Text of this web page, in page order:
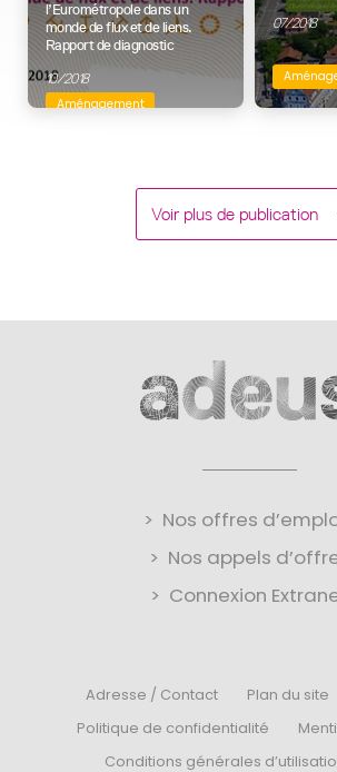
l’Eurométropole dans un
monde de flux et de liens.
Rapport de diagnostic
10/2018
Aménagement
07/2018
Voir plus de publication
Nos offres
Nos appels
Connexion
Adresse / Contact Plan du site
Politique de confidentialité
Conditions générales